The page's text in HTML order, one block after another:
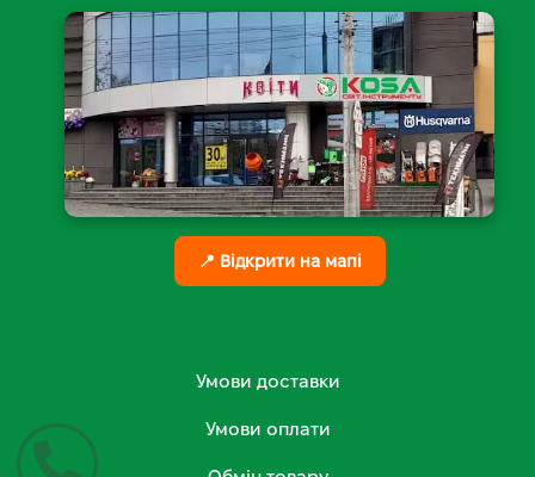
📍 Відкрити на мапі
Умови доставки
Умови оплати